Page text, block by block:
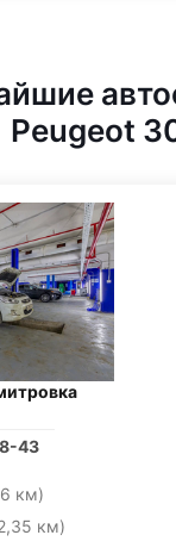
Peugeot
43
км)
км)